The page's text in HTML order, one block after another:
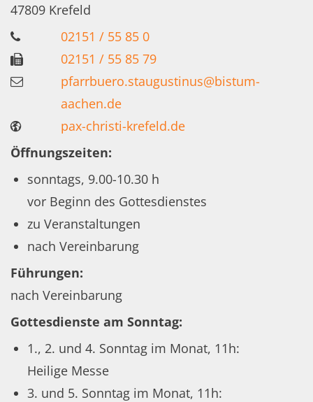
47809 Krefeld
02151 / 55 85 0
02151 / 55 85 79
pfarrbuero.staugustinus@bistum-
aachen.de
pax-christi-krefeld.de
Öffnungszeiten:
sonntags, 9.00-10.30 h
vor Beginn des Gottesdienstes
zu Veranstaltungen
nach Vereinbarung
Führungen:
nach Vereinbarung
Gottesdienste am Sonntag:
1., 2. und 4. Sonntag im Monat, 11h:
Heilige Messe
3. und 5. Sonntag im Monat, 11h: